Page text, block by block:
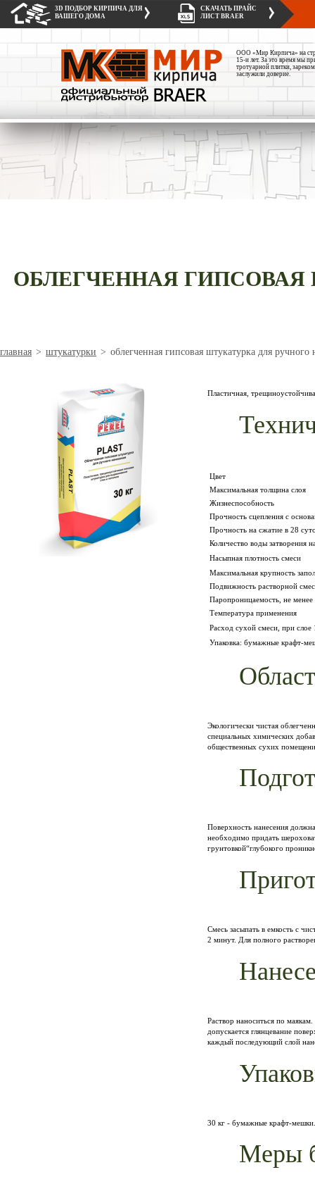
3D ПОДБОР КИРПИЧА ДЛЯ
ВАШЕГО ДОМА
СКАЧАТЬ ПРАЙС
ЛИСТ BRAER
ООО «Мир Кирпича» на
15-и лет. За это время мы
тротуарной плитки,
заслужили доверие.
ОБЛЕГЧЕННАЯ ГИПСОВАЯ
главная > штукатурки > облегченная гипсовая штукатурка для ручного
Пластичная,
Цвет
Максимальная толщина слоя
Жизнеспособность
Прочность сцепления с
Прочность на сжатие в 28
Количество воды затворения
Насыпная плотность смеси
Максимальная крупность
Подвижность растворной
Паропроницаемость, не
Температура применения
Расход сухой смеси, при
Упаковка: бумажные крафт-
Экологически чистая
специальных химических
общественных сухих
Поверхность нанесения
необходимо придать
грунтовкой“глубокого
Смесь засыпать в емкость с
2 минут. Для полного
Раствор наноситься по
допускается глянцевание
каждый последующий слой
30 кг - бумажные крафт-мешки.
Меры